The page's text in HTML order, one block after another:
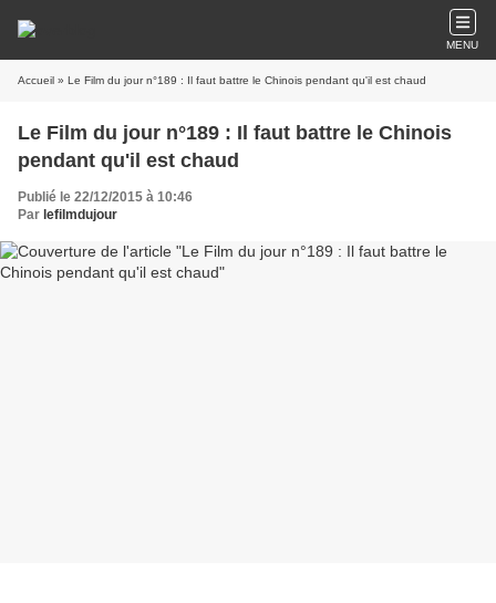
MENU
Accueil » Le Film du jour n°189 : Il faut battre le Chinois pendant qu'il est chaud
Le Film du jour n°189 : Il faut battre le Chinois
pendant qu'il est chaud
Publié le 22/12/2015 à 10:46
Par lefilmdujour